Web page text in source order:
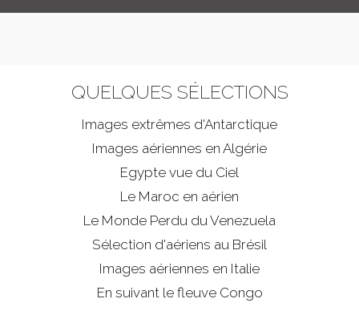
QUELQUES SÉLECTIONS
Images extrêmes d'Antarctique
Images aériennes en Algérie
Egypte vue du Ciel
Le Maroc en aérien
Le Monde Perdu du Venezuela
Sélection d'aériens au Brésil
Images aériennes en Italie
En suivant le fleuve Congo